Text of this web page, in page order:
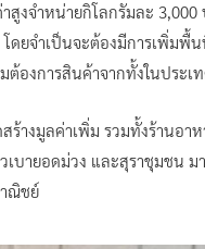
งจำหน่ายกิโลกรัมละ
โดยจำเป็นจะต้องมีการเพิ่ม
องการสินค้าจากทั้งในประเ
งมูลค่าเพิ่ม รวมทั้งร้านอาห
บายอดม่วง และสุราชุมชน ม
ณิชย์